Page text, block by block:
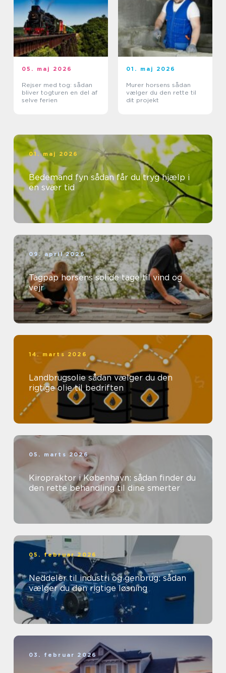
05. maj 2026
Rejser med tog: sådan
bliver togturen en del af
selve ferien
01. maj 2026
Murer horsens sådan
vælger du den rette til
dit projekt
01. maj 2026
Bedemand fyn sådan får du tryg hjælp i
en svær tid
09. april 2026
Tagpap horsens solide tage til vind og
vejr
14. marts 2026
Landbrugsolie sådan vælger du den
rigtige olie til bedriften
05. marts 2026
Kiropraktor i København: sådan finder du
den rette behandling til dine smerter
05. februar 2026
Neddeler til industri og genbrug: sådan
vælger du den rigtige løsning
03. februar 2026